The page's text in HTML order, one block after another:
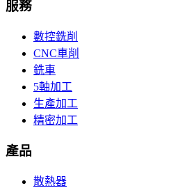
服務
數控銑削
CNC車削
銑車
5軸加工
生產加工
精密加工
產品
散熱器